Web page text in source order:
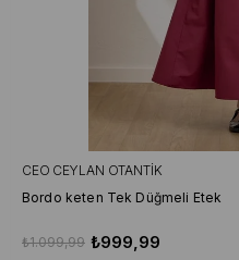
CEO CEYLAN OTANTIK
Bordo keten Tek Düğmeli Etek
₺999,99
₺1.099,99